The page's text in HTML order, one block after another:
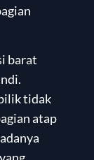
barat
tidak
atap